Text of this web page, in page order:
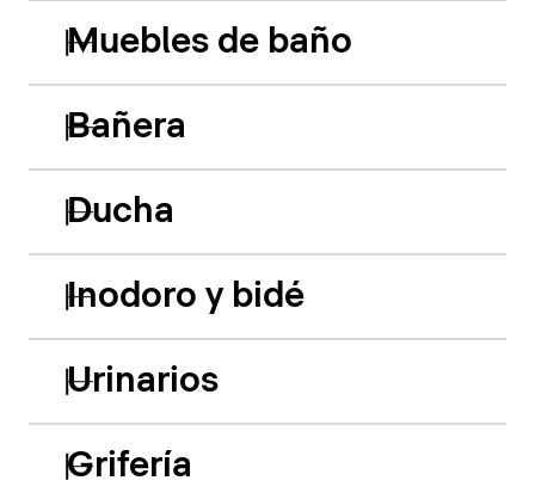
Muebles de baño
Bañera
Ducha
Inodoro y bidé
Urinarios
Grifería